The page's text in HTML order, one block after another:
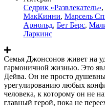
Седрик «Развлекатель»,
МакКинни, Марсель
Арнольд, Бет Берс,
Ларкинс
Семья Джонсонов живет на
гармоничной жизнью. Это
Дейва. Он не просто
урегулированию любых
человека, к которому он не
главный герой, пока не